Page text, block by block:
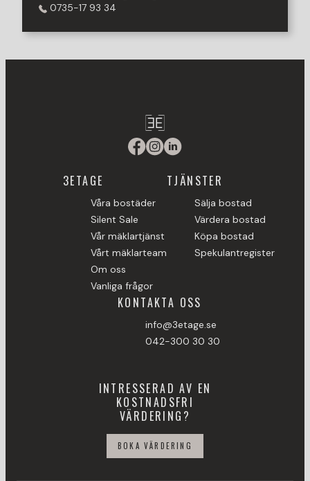
0735-17 93 34
3ETAGE
Våra bostäder
Silent Sale
Vår mäklartjänst
Vårt mäklarteam
Om oss
Vanliga frågor
TJÄNSTER
Sälja bostad
Värdera bostad
Köpa bostad
Spekulantregister
KONTAKTA OSS
info@3etage.se
042-300 30 30
INTRESSERAD AV EN
KOSTNADSFRI
VÄRDERING?
BOKA VÄRDERING